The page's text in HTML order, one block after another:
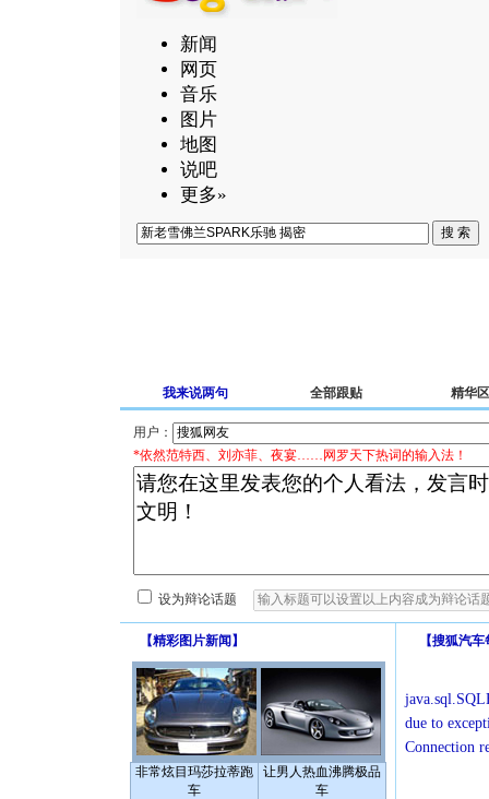
新闻
网页
音乐
图片
地图
说吧
更多»
我来说两句 全部跟贴 精华区
用户：
*依然范特西、刘亦菲、夜宴……网罗天下热词的输入法！
设为辩论话题
【精彩图片新闻 】
非常炫目玛莎拉蒂跑
车
让男人热血沸腾极品
车
【搜狐汽车
due to
Connection